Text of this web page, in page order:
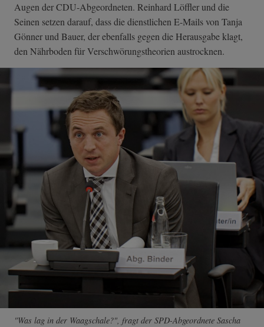
Augen der CDU-Abgeordneten. Reinhard Löffler und die
Seinen setzen darauf, dass die dienstlichen E-Mails von Tanja
Gönner und Bauer, der ebenfalls gegen die Herausgabe klagt,
den Nährboden für Verschwörungstheorien austrocknen.
"Was lag in der Waagschale?", fragt der SPD-Abgeordnete Sascha